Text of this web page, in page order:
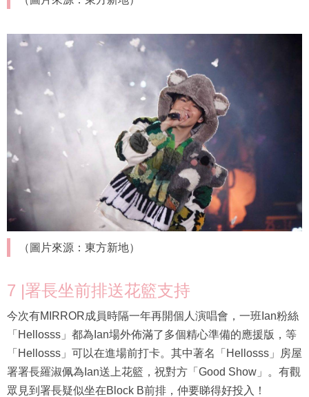
（圖片來源：東方新地）
7 |署長坐前排送花籃支持
今次有MIRROR成員時隔一年再開個人演唱會，一班Ian粉絲
「Hellosss」都為Ian場外佈滿了多個精心準備的應援版，等
「Hellosss」可以在進場前打卡。其中著名「Hellosss」房屋
署署長羅淑佩為Ian送上花籃，祝對方「Good Show」。有觀
眾見到署長疑似坐在Block B前排，仲要睇得好投入！